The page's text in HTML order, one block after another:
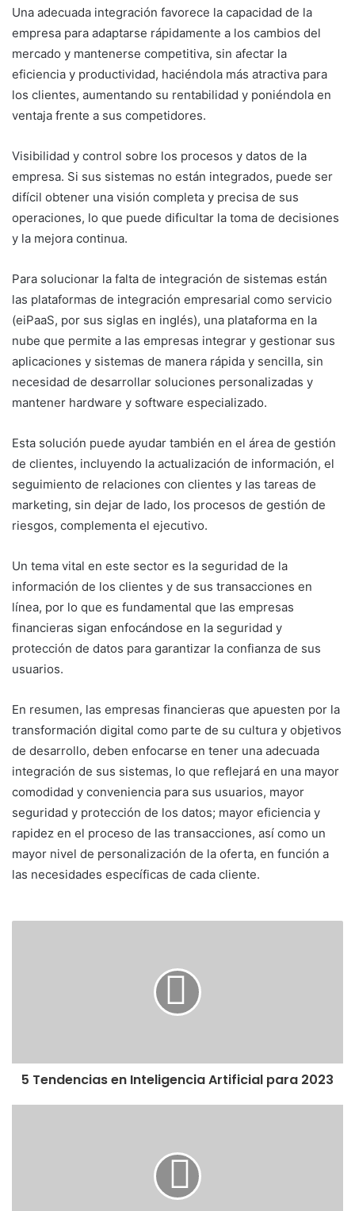
Una adecuada integración favorece la capacidad de la
empresa para adaptarse rápidamente a los cambios del
mercado y mantenerse competitiva, sin afectar la
eficiencia y productividad, haciéndola más atractiva para
los clientes, aumentando su rentabilidad y poniéndola en
ventaja frente a sus competidores.
Visibilidad y control sobre los procesos y datos de la
empresa. Si sus sistemas no están integrados, puede ser
difícil obtener una visión completa y precisa de sus
operaciones, lo que puede dificultar la toma de decisiones
y la mejora continua.
Para solucionar la falta de integración de sistemas están
las plataformas de integración empresarial como servicio
(eiPaaS, por sus siglas en inglés), una plataforma en la
nube que permite a las empresas integrar y gestionar sus
aplicaciones y sistemas de manera rápida y sencilla, sin
necesidad de desarrollar soluciones personalizadas y
mantener hardware y software especializado.
Esta solución puede ayudar también en el área de gestión
de clientes, incluyendo la actualización de información, el
seguimiento de relaciones con clientes y las tareas de
marketing, sin dejar de lado, los procesos de gestión de
riesgos, complementa el ejecutivo.
Un tema vital en este sector es la seguridad de la
información de los clientes y de sus transacciones en
línea, por lo que es fundamental que las empresas
financieras sigan enfocándose en la seguridad y
protección de datos para garantizar la confianza de sus
usuarios.
En resumen, las empresas financieras que apuesten por la
transformación digital como parte de su cultura y objetivos
de desarrollo, deben enfocarse en tener una adecuada
integración de sus sistemas, lo que reflejará en una mayor
comodidad y conveniencia para sus usuarios, mayor
seguridad y protección de los datos; mayor eficiencia y
rapidez en el proceso de las transacciones, así como un
mayor nivel de personalización de la oferta, en función a
las necesidades específicas de cada cliente.
5 Tendencias en Inteligencia Artificial para 2023